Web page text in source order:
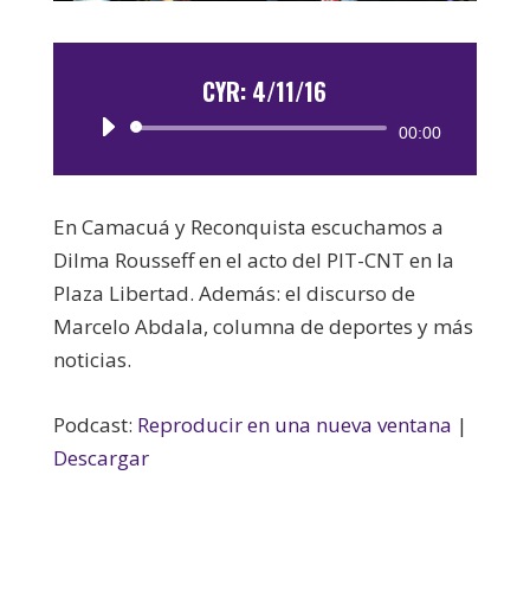
CYR: 4/11/16
Reproductor
00:00
En Camacuá y Reconquista escuchamos a
Dilma Rousseff en el acto del PIT-CNT en la
Plaza Libertad. Además: el discurso de
Marcelo Abdala, columna de deportes y más
noticias.
Podcast: Reproducir en una nueva ventana |
Descargar